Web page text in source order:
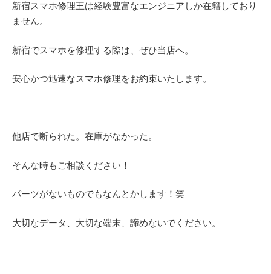
新宿スマホ修理王は経験豊富なエンジニアしか在籍しており
ません。
新宿でスマホを修理する際は、ぜひ当店へ。
安心かつ迅速なスマホ修理をお約束いたします。
他店で断られた。在庫がなかった。
そんな時もご相談ください！
パーツがないものでもなんとかします！笑
大切なデータ、大切な端末、諦めないでください。